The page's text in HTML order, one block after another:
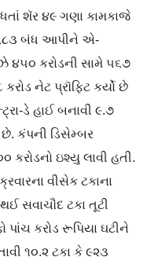
શૅર ૪૯ ગણા કામકાજે
૬૮૩ બંધ આપીને એ-
૪૫૦ કરોડની સામે ૫૬૭
નેટ પ્રૉફિટ કર્યો છે
ડે હાઈ બનાવી ૯.૭
કંપની ડિસેમ્બર
કરોડનો ઇશ્યુ લાવી હતી.
વીસેક ટકાના
સવાચૌદ ટકા તૂટી
પાંચ કરોડ રૂપિયા ઘટીને
૧૦.૨ ટકા કે ૯૨૩